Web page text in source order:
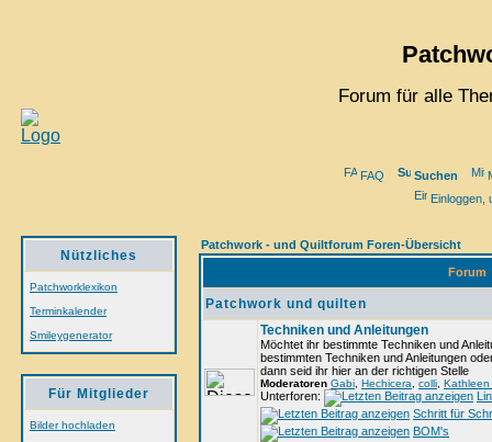
Forum für alle
FAQ Suchen
Einloggen,
Nützliches
Patchworklexikon
Terminkalender
Smileygenerator
Für Mitglieder
Bilder hochladen
Patchwork - und Quiltforum Foren-Übersicht
Forum
Patchwork und quilten
Techniken und Anleitungen
Möchtet ihr bestimmte Techniken und
bestimmten Techniken und Anleitungen
dann seid ihr hier an der richtigen Stelle
Moderatoren Gabi Hechicera colli Kathleen
Unterforen:
Schritt für
BOM's